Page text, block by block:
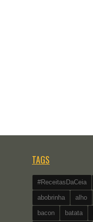
TAGS
#ReceitasDaCeia
abobrinha alho
bacon batata